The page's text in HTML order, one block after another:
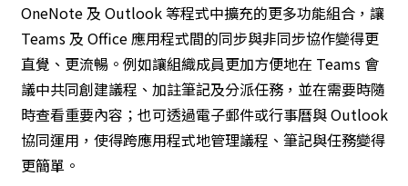
OneNote 及 Outlook 等程式中擴充的更多功能組合，讓
Teams 及 Office 應用程式間的同步與非同步協作變得更
直覺、更流暢。例如讓組織成員更加方便地在 Teams 會
議中共同創建議程、加註筆記及分派任務，並在需要時隨
時查看重要內容；也可透過電子郵件或行事曆與 Outlook
協同運用，使得跨應用程式地管理議程、筆記與任務變得
更簡單。